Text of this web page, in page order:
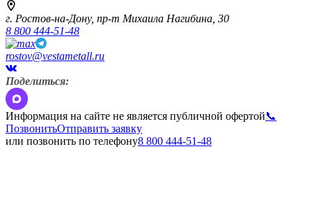
г. Ростов-на-Дону, пр-т Михаила Нагибина, 30
8 800 444-51-48
rostov@vestametall.ru
Поделиться:
Информация на сайте не является публичной офертой📞
ПозвонитьОтправить заявку
или позвонить по телефону8 800 444-51-48